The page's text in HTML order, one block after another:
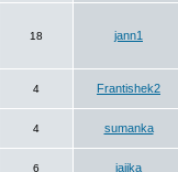
18 jann1
4 Frantishek2
4 sumanka
6 jajjka